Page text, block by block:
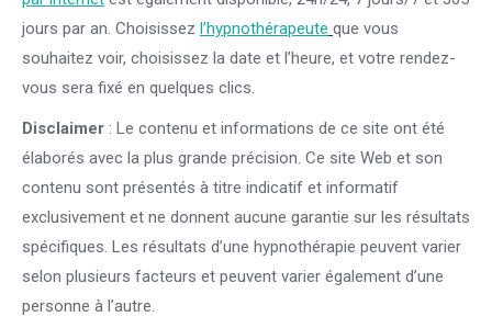
jours par an. Choisissez l’hypnothérapeute que vous
souhaitez voir, choisissez la date et l’heure, et votre rendez-
vous sera fixé en quelques clics.
Disclaimer : Le contenu et informations de ce site ont été
élaborés avec la plus grande précision. Ce site Web et son
contenu sont présentés à titre indicatif et informatif
exclusivement et ne donnent aucune garantie sur les résultats
spécifiques. Les résultats d’une hypnothérapie peuvent varier
selon plusieurs facteurs et peuvent varier également d’une
personne à l’autre.